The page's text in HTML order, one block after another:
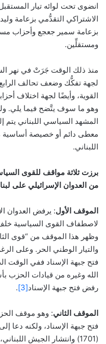
انضوى تحت لوائه تيار
الاشتراكي التقدُّمي بزعامة
بزعامة سمير جعجع وأحزاب
ومستقلِّين.
منذ ذلك الوقت جَرَتْ في نهر
لجهة تفكُّك وضعف تحالف
القوية، وأيضًا لجهة اختلاف
وهو ما سوف يتَّضح فيما يلي.
المشهد السياسي اللبناني يتم
معطى دائم أو خصيصة
اللبناني.
برزت ثلاثة مواقف للقوى
من العدوان الإسرائيلي على
الموقف الأول: يرفض العدوان
لاصطفاف القوى السياسية
وظهر هذا الموقف من “قوى
والتيار الوطني الحر. وعلى
فتح جبهة الإسناد ففي الوقت
الله وغيره من قيادات الحزب
رفض فتح جبهة الإسناد[3]
.
الموقف الثاني: وهو موقف
فتح جبهة الإسناد، ولكنه دعا
(1701) وانتشار الجيش